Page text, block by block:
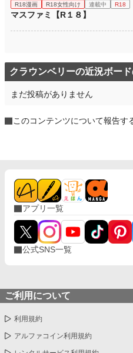
R18漫画 R18女性向け 連載中 R18
マスファミ【R１８】
クラウンベリーの近況ボー
まだ投稿がありません
このコンテンツについて報告す
アプリ一覧
公式SNS一覧
ご利用について
利用規約
アルファコイン利用規約